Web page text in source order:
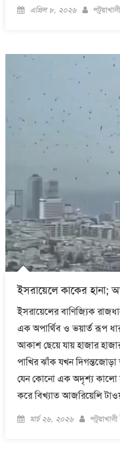
Posted
এপ্রিল ৮, ২০২৬ Author
ইসরায়েলে কাকের
ইসরায়েলের বাণিজ্যিক
এক অপার্থিব ও ভয়ার্ত রূপ
আকাশ ছেয়ে যায় হাজার
পাখির ঝাঁক যখন
যেন কোনো এক অদৃশ্য কালো
করে বিখ্যাত আজরিয়েলি
Posted
মার্চ ২৬, ২০২৬ Author